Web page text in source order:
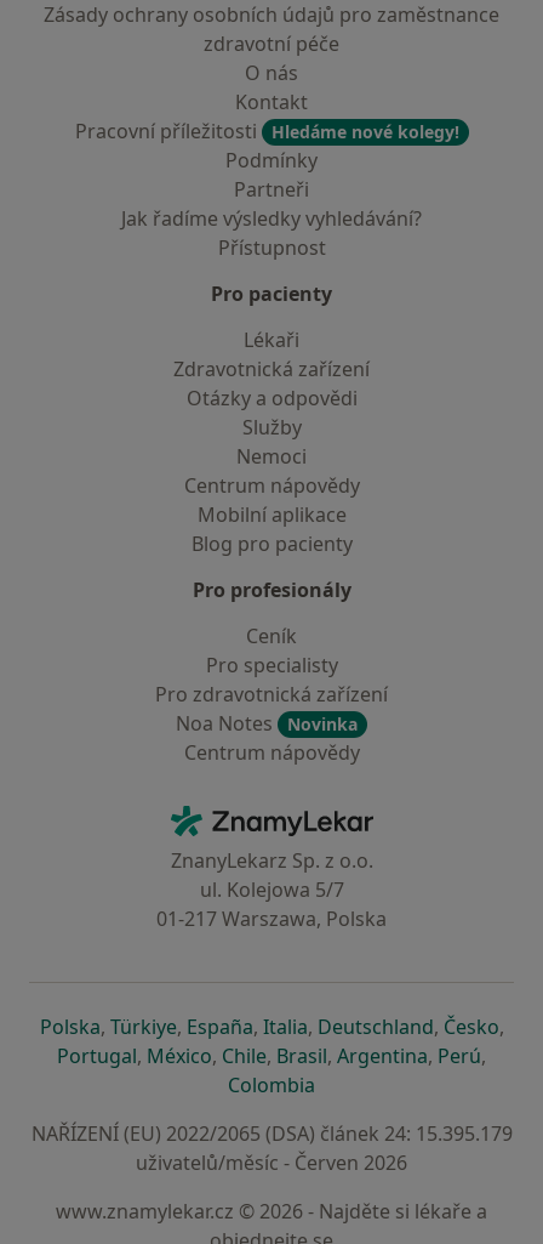
Zásady ochrany osobních údajů pro zaměstnance
zdravotní péče
O nás
Kontakt
Pracovní příležitosti
Hledáme nové kolegy!
Podmínky
Partneři
Jak řadíme výsledky vyhledávání?
Přístupnost
Pro pacienty
Lékaři
Zdravotnická zařízení
Otázky a odpovědi
Služby
Nemoci
Centrum nápovědy
Mobilní aplikace
Blog pro pacienty
Pro profesionály
Ceník
Pro specialisty
Pro zdravotnická zařízení
Noa Notes
Novinka
Centrum nápovědy
ZnamyLekar - Hlavní stránka
ZnanyLekarz Sp. z o.o.
ul. Kolejowa 5/7
01-217 Warszawa, Polska
Polskase otevře v nové záložce
, Türkiyese otevře v nové záložce
, Españase otevře v nové záložce
, Italiase otevře v nové záložce
, Deutschlandse otevře v
, Českose
,
Portugalse otevře v nové záložce
, Méxicose otevře v nové záložce
, Chilese otevře v nové záložce
, Brasilse otevře v nové
, Argentinase otevře v
, Perúse
,
Colombia
NAŘÍZENÍ (EU) 2022/2065 (DSA) článek 24: 15.395.179
uživatelů/měsíc - Červen 2026
www.znamylekar.cz © 2026 - Najděte si lékaře a